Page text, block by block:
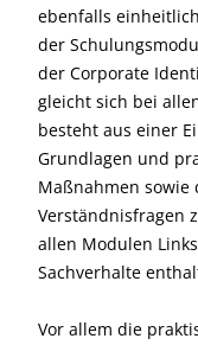
ebenfalls
der
der Corporate
gleicht sich bei
besteht aus einer
Grundlagen und
Maßnahmen sowie
Verständnisfragen
allen Modulen
Sachverhalte
Vor allem die